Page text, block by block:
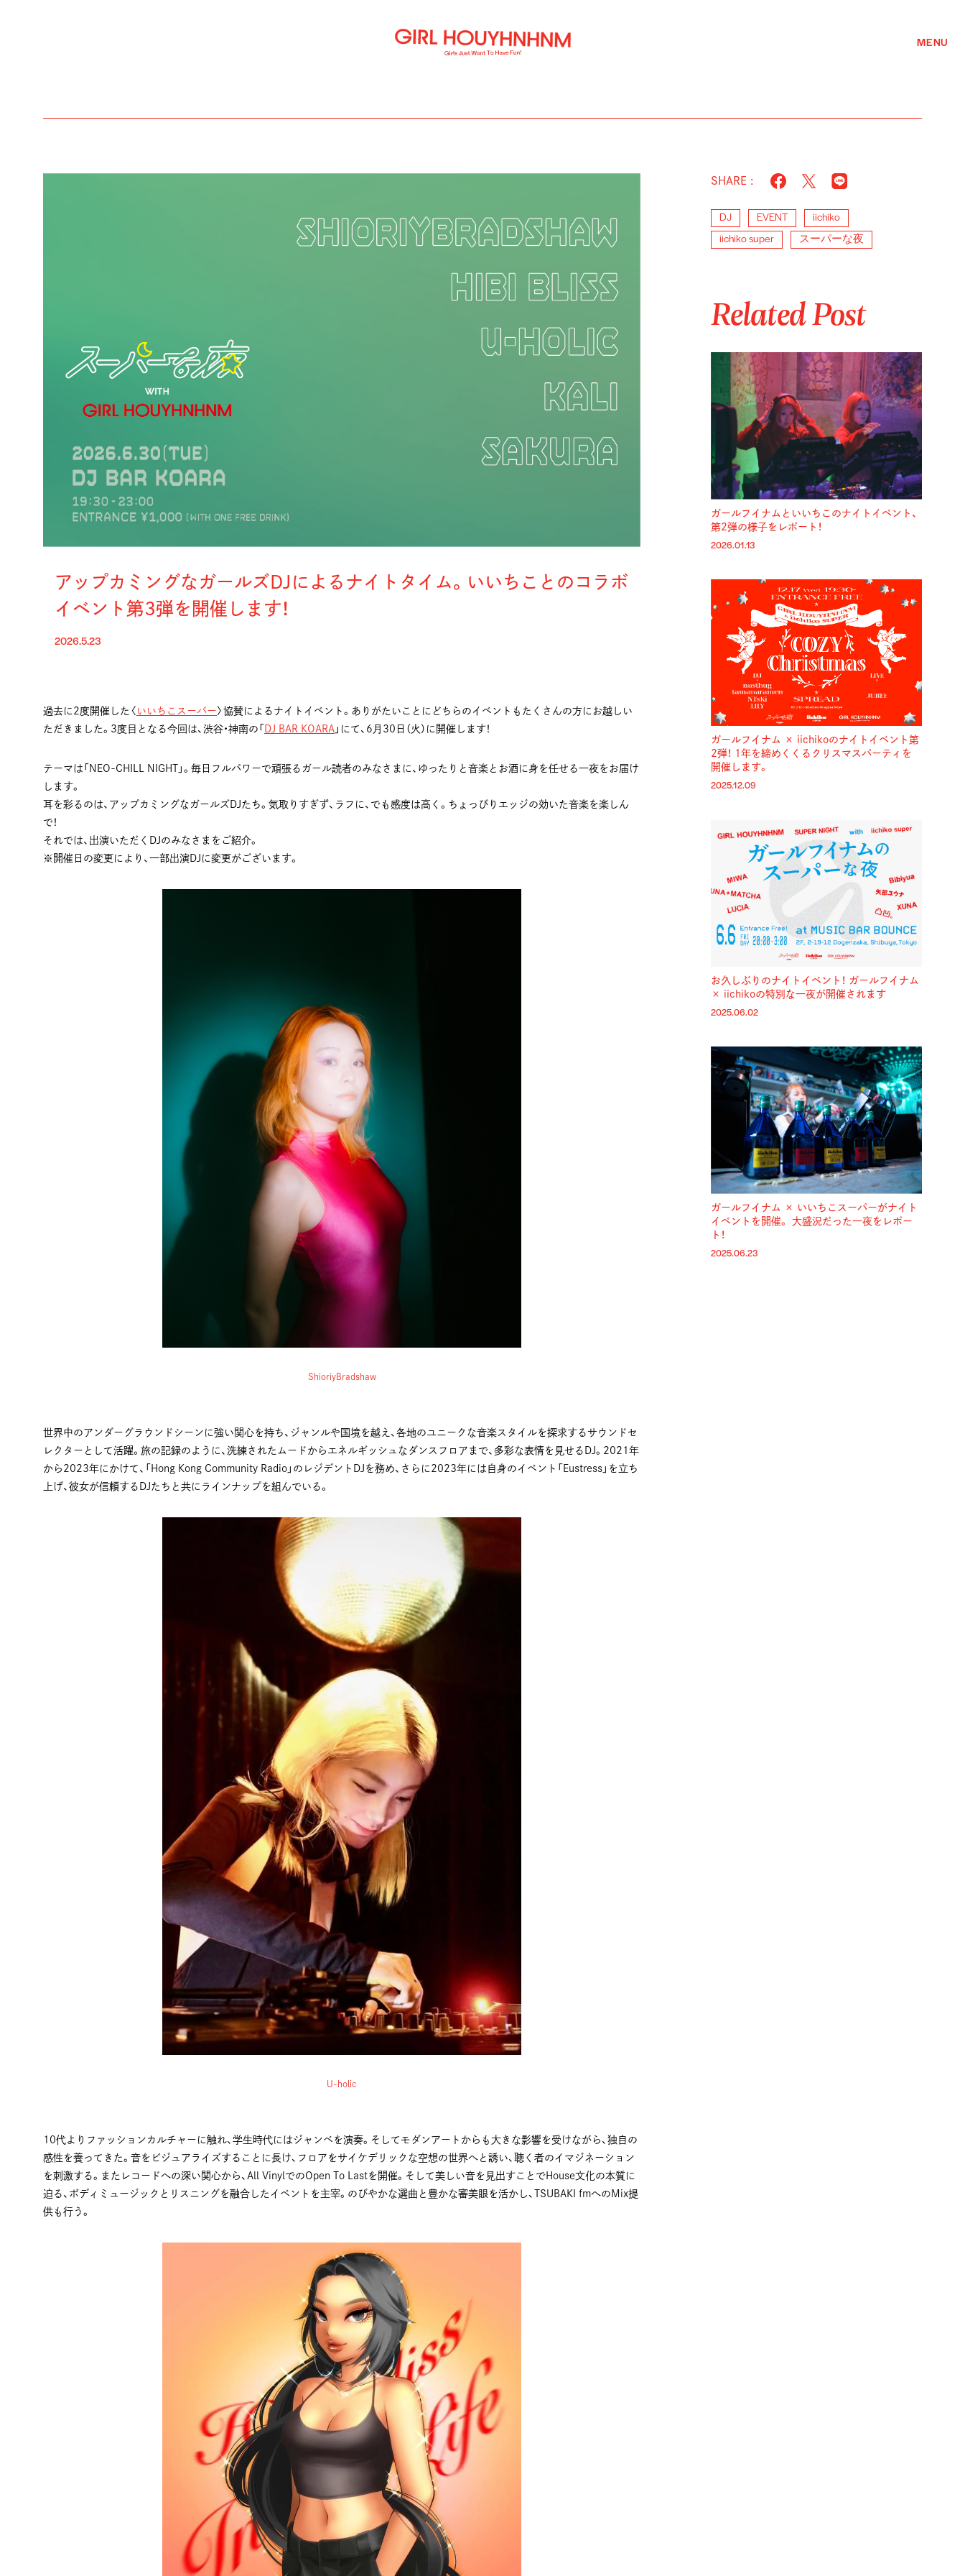
MENU
アップカミングなガールズDJによるナイトタイム。いいちことのコラボ
イベント第3弾を開催します！
2026.5.23
過去に2度開催した〈 いいちこスーパー〉協賛によるナイトイベント。ありがたいことにどちらのイベントもたくさんの方にお越しい
ただきました。3度目となる今回は、渋谷・神南の「
DJ BAR KOARA 」にて、6月30日（火）に開催します！
テーマは「NEO-CHILL NIGHT」。毎日フルパワーで頑張るガール読者のみなさまに、ゆったりと音楽とお酒に身を任せる一夜をお届け
します。
耳を彩るのは、アップカミングなガールズDJたち。気取りすぎず、ラフに、でも感度は高く。ちょっぴりエッジの効いた音楽を楽しん
で！
それでは、出演いただくDJのみなさまをご紹介。
※開催日の変更により、一部出演DJに変更がございます。
ShioriyBradshaw
世界中のアンダーグラウンドシーンに強い関心を持ち、ジャンルや国境を越え、各地のユニークな音楽スタイルを探求するサウンドセ
レクターとして活躍。旅の記録のように、洗練されたムードからエネルギッシュなダンスフロアまで、多彩な表情を見せるDJ。2021年
から2023年にかけて、「Hong Kong Community Radio」のレジデントDJを務め、さらに2023年には自身のイベント「Eustress」を立ち
上げ、彼女が信頼するDJたちと共にラインナップを組んでいる。
U-holic
10代よりファッションカルチャーに触れ、学生時代にはジャンベを演奏。そしてモダンアートからも大きな影響を受けながら、独自の
感性を養ってきた。音をビジュアライズすることに長け、フロアをサイケデリックな空想の世界へと誘い、聴く者のイマジネーション
を刺激する。またレコードへの深い関心から、All VinylでのOpen To Lastを開催。そして美しい音を見出すことでHouse文化の本質に
迫る、ボディミュージックとリスニングを融合したイベントを主宰。のびやかな選曲と豊かな審美眼を活かし、TSUBAKI fmへのMix提
供も行う。
SHARE :
DJ EVENT
iichiko
iichiko super
スーパーな夜
Related Post
ガールフイナムといいちこのナイトイベント、
第2弾の様子をレポート！
2026.01.13
ガールフイナム × iichikoのナイトイベント第
2弾！ 1年を締めくくるクリスマスパーティを
開催します。
2025.12.09
お久しぶりのナイトイベント！ ガールフイナム
× iichikoの特別な一夜が開催されます
2025.06.02
ガールフイナム × いいちこスーパーがナイト
イベントを開催。 大盛況だった一夜をレポー
ト！
2025.06.23